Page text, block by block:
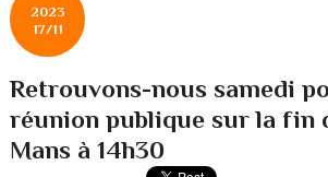
2023
17/11
Retrouvons-nous samedi
réunion publique sur la fin
Mans à 14h30